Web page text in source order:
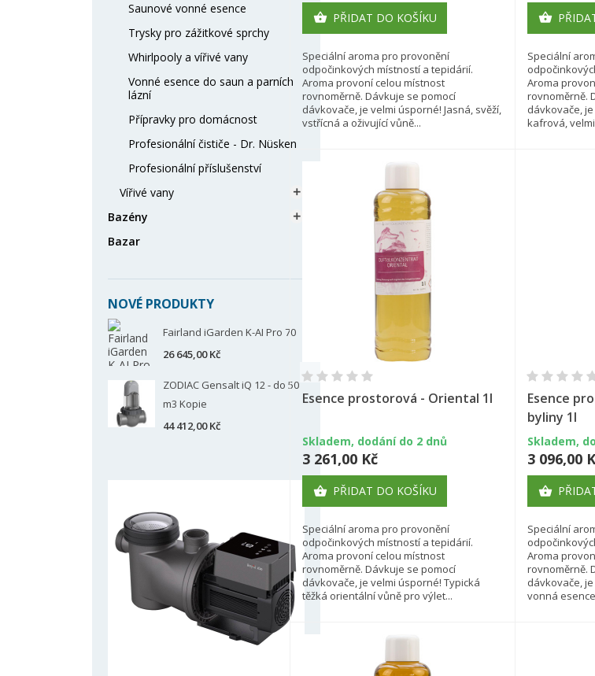
Saunové vonné esence
Trysky pro zážitkové sprchy
Whirlpooly a vířivé vany
Vonné esence do saun a parních
lázní
Přípravky pro domácnost
Profesionální čističe - Dr. Nüsken
Profesionální příslušenství
Vířivé vany

Bazény 
Bazar
NOVÉ PRODUKTY
Fairland iGarden K-AI Pro 70
26 645,00 Kč
ZODIAC Gensalt iQ 12 - do 50
m3 Kopie
44 412,00 Kč
 PŘIDAT DO KOŠÍKU
Speciální aroma pro provonění
odpočinkových místností a tepidárií.
Aroma provoní celou místnost
rovnoměrně. Dávkuje se pomocí
dávkovače, je velmi úsporné! Jasná, svěží,
vstřícná a oživující vůně...

Speciální
Aroma
rovnoměrně.
dávkovače,
kafrová,
Esence prostorová - Oriental 1l
Skladem, dodání do 2 dnů
3 261,00 Kč
 PŘIDAT DO KOŠÍKU
Speciální aroma pro provonění
odpočinkových místností a tepidárií.
Aroma provoní celou místnost
rovnoměrně. Dávkuje se pomocí
dávkovače, je velmi úsporné! Typická
těžká orientální vůně pro výlet...
Esence
byliny 1l
Skladem,
3 096,00

Speciální
Aroma
rovnoměrně.
dávkovače,
vonná
My wishlists
((modalTitle))
((confirmMessage))
((cancelText))
Vytvořit seznam přání
Název seznamu přání
Zrušit
Přihlásit se
Musíte být přihlášen, abyste si mohli výrobky uložit
přání.